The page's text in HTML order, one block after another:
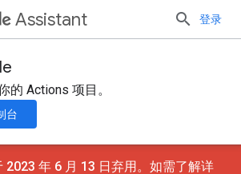
Assistant 登录
的 Actions 项目。
台
2023 年 6 月 13 日弃用。如需了解详